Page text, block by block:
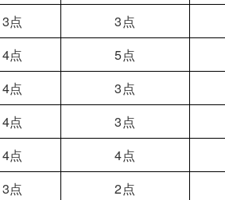
3点 3点
4点 5点
4点 3点
4点 3点
4点 4点
3点 2点